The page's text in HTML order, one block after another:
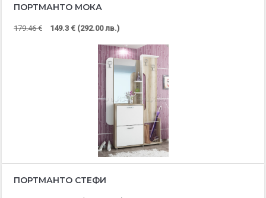
ПОРТМАНТО МОКА
179.46 € 149.3 € (292.00 лв.)
ПОРТМАНТО СТЕФИ